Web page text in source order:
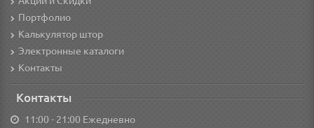
Портфолио
Калькулятор штор
Электронные каталоги
Контакты
Контакты
11:00 - 21:00 Ежедневно